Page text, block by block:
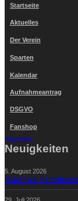
Startseite
Aktuelles
Der Verein
Sparten
Kalendar
Aufnahmeantrag
DSGVO
Fanshop
Anmelden
Neuigkeiten
5. August 2026
Maximale